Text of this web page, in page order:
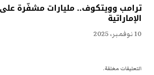
ترامب وويتكوف.. مليارات مشفّرة على
الإماراتية
10 نوفمبر، 2025
التعليقات مغلقة.